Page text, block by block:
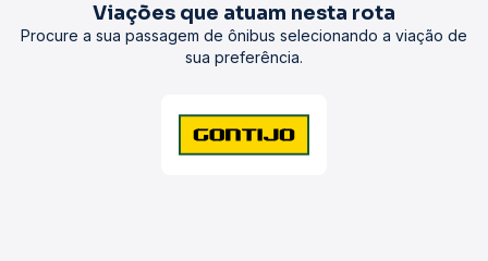
Viações que atuam nesta rota
Procure a sua passagem de ônibus selecionando a viação de
sua preferência.